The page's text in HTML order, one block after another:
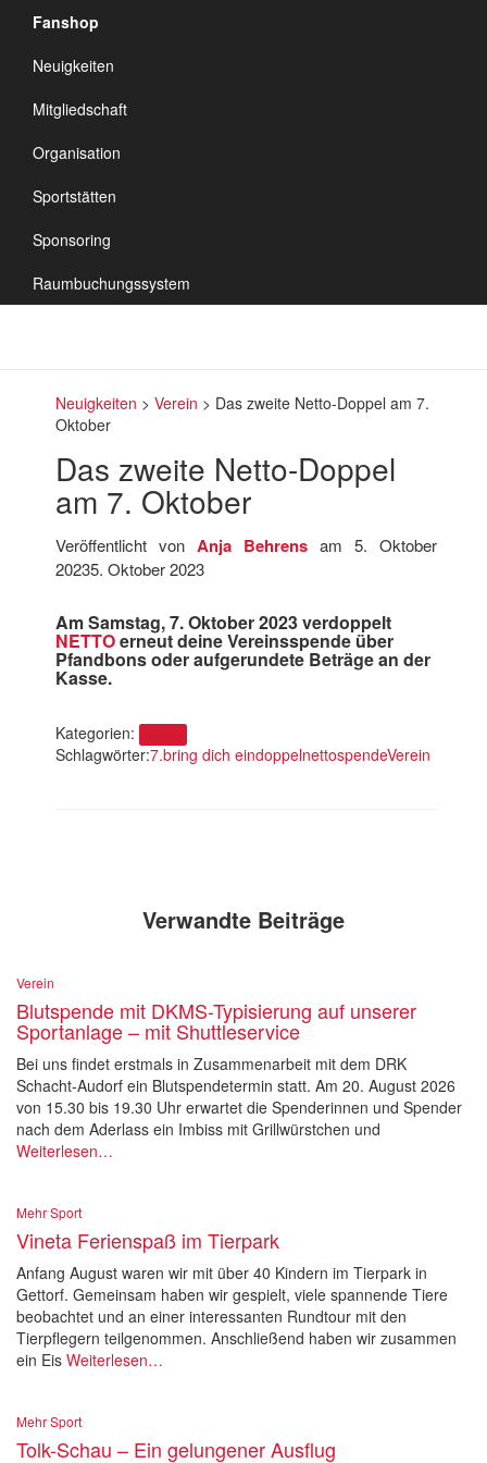
Fanshop
Neuigkeiten
Mitgliedschaft
Organisation
Sportstätten
Sponsoring
Raumbuchungssystem
TSV Vineta
Audorf
Neuigkeiten > Verein > Das zweite Netto-Doppel am 7.
Oktober
Das zweite Netto-Doppel
am 7. Oktober
Veröffentlicht von Anja Behrensam 5. Oktober
20235. Oktober 2023
Am Samstag, 7. Oktober 2023 verdoppelt
NETTOerneut deine Vereinsspende über
Pfandbons oder aufgerundete Beträge an der
Kasse.
Kategorien:
Schlagwörter:7.bring dich eindoppelnettospendeVerein
Verwandte Beiträge
Verein
Blutspende mit DKMS-Typisierung auf unserer
Sportanlage – mit Shuttleservice
Bei uns findet erstmals in Zusammenarbeit mit dem DRK
Schacht-Audorf ein Blutspendetermin statt. Am 20. August 2026
von 15.30 bis 19.30 Uhr erwartet die Spenderinnen und Spender
nach dem Aderlass ein Imbiss mit Grillwürstchen und
Weiterlesen…
Mehr Sport
Vineta Ferienspaß im Tierpark
Anfang August waren wir mit über 40 Kindern im Tierpark in
Gettorf. Gemeinsam haben wir gespielt, viele spannende Tiere
beobachtet und an einer interessanten Rundtour mit den
Tierpflegern teilgenommen. Anschließend haben wir zusammen
ein Eis Weiterlesen…
Mehr Sport
Tolk-Schau – Ein gelungener Ausflug